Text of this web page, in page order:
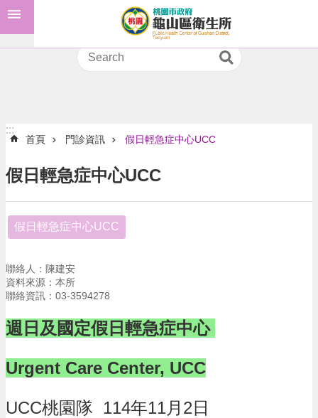
跳到主要內容區塊
階
搜
認
識
們
訊
息
公
告
門
診
訊
:::
:::
首頁 門診資訊 假日輕急症中心UCC
假日輕急症中心UCC
假日輕急症中心UCC
聯絡人：陳建安
資料來源：本所
聯絡資訊：03-3594278
週日及國定假日輕急症中心
Urgent Care Center, UCC
UCC桃園隊 114年11月2日